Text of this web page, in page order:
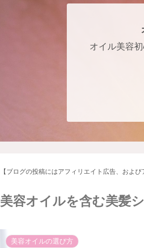
オイル美容
【ブログの投稿にはアフィリエイト広告、およ
美容オイルを含む美髪
美容オイルの選び方